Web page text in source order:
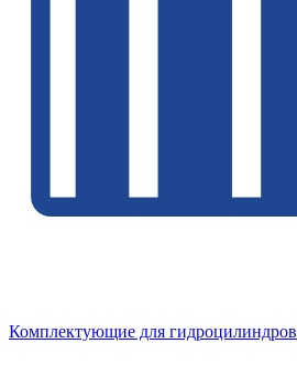
Комплектующие для гидроцилиндров